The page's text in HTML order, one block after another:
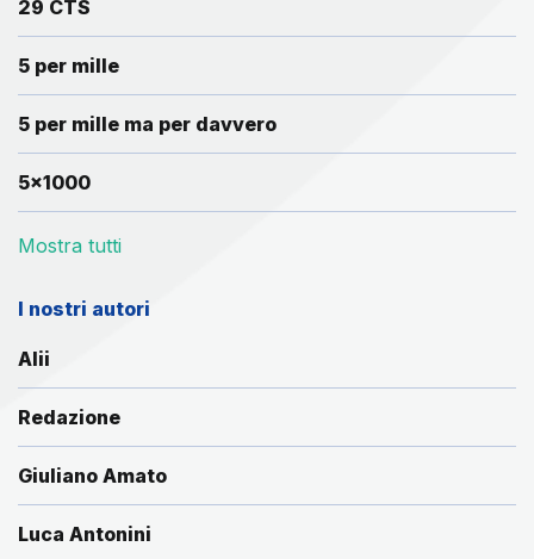
29 CTS
5 per mille
5 per mille ma per davvero
5x1000
Mostra tutti
I nostri autori
Alii
Redazione
Giuliano Amato
Luca Antonini